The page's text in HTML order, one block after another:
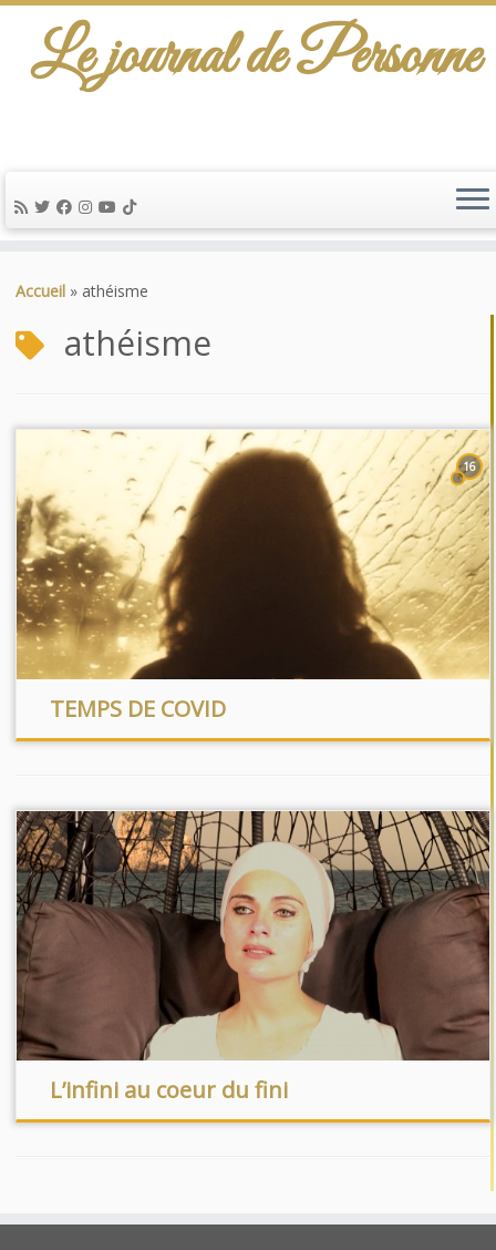
au
Le journal de Personne
Accueil » athéisme
athéisme
16
TEMPS DE COVID
L’infini au coeur du fini